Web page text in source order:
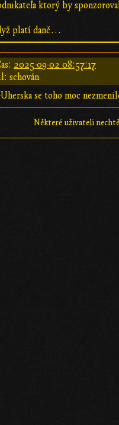
ktorý by
platí daně…
2025-09-02 08:57:17
schován
se toho moc
Některé uživateli